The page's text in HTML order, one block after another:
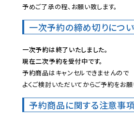
予めご了承の程、お願い致します。
一次予約の締め切りにつ
一次予約は終了いたしました。
現在二次予約を受付中です。
予約商品はキャンセルできませんので
よくご検討いただいてからご予約をお願
予約商品に関する注意事